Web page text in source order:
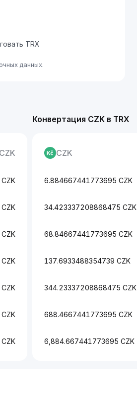
TRX
данных.
CZK
Конвертация CZK в TRX
CZK
6.884667441773695 CZK
34.423337208868475 CZK
68.84667441773695 CZK
137.6933488354739 CZK
344.23337208868475 CZK
688.4667441773695 CZK
6,884.667441773695 CZK